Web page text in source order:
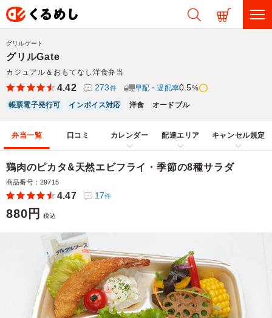
グリルGate
カジュアル＆おもてなし洋食弁当
グリルゲート
4.42 273件 早配・遅配率0.5%
帳票電子発行可
インボイス対応 洋食 オードブル
弁当一覧 口コミ カレンダー 配達エリア キャンセル規定
鶏肉のピカタ&天然エビフライ・季節の8種サラダ
商品番号：29715
4.47 17件
880円 税込